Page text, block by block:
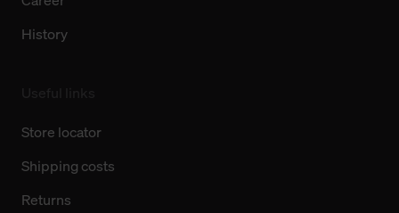
History
Store locator
Shipping costs
Returns